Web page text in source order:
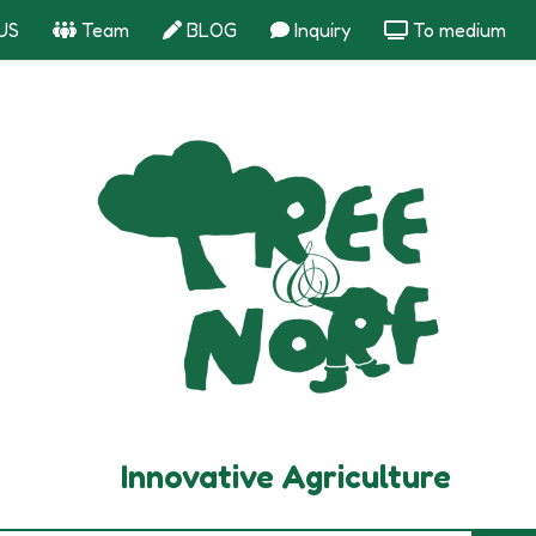
Team BLOG Inquiry To medium
Innovative Agriculture